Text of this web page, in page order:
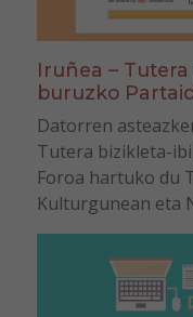
Iruñea –
buruzko
Datorren
Tutera bizikleta-
Foroa hartuko du
Kulturgunean eta